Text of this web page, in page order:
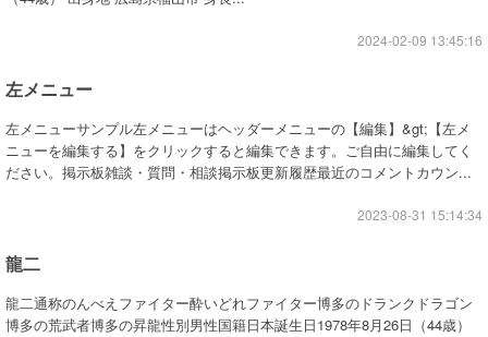
2024-02-09 13:45:16
左メニュー
左メニューサンプル左メニューはヘッダーメニューの【編集】&gt;【左メ
ニューを編集する】をクリックすると編集できます。ご自由に編集してく
ださい。掲示板雑談・質問・相談掲示板更新履歴最近のコメントカウン...
2023-08-31 15:14:34
龍二
龍二通称のんべえファイター酔いどれファイター博多のドランクドラゴン
博多の荒武者博多の昇龍性別男性国籍日本誕生日1978年8月26日（44歳）